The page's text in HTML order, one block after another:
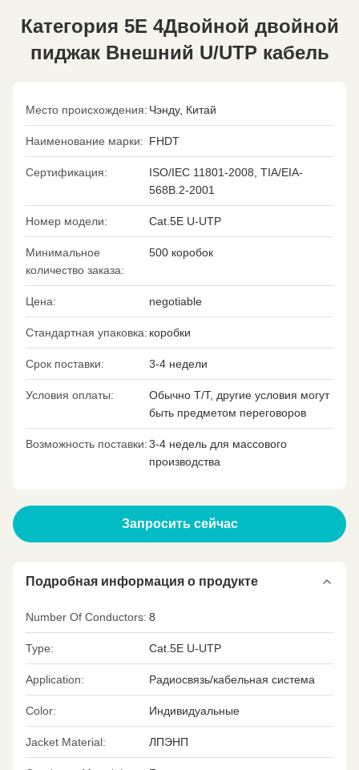
Категория 5E 4Двойной двойной
пиджак Внешний U/UTP кабель
Место происхождения: Чэнду, Китай
Наименование марки: FHDT
Сертификация:
ISO/IEC 11801-2008, TIA/EIA-
568B.2-2001
Номер модели: Cat.5E U-UTP
Минимальное
количество заказа:
500 коробок
Цена: negotiable
Стандартная упаковка: коробки
Срок поставки: 3-4 недели
Условия оплаты:
Обычно T/T, другие условия могут
быть предметом переговоров
Возможность поставки:3-4 недель для массового
производства
Запросить сейчас
Подробная информация о продукте
Number Of Conductors: 8
Type: Cat.5E U-UTP
Application: Радиосвязь/кабельная система
Color: Индивидуальные
Jacket Material: ЛПЭНП